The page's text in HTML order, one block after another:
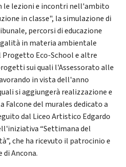
le lezioni e incontri nell'ambito
in classe", la simulazione di
percorsi di educazione
in materia ambientale
Eco-School e altre
sui quali l'Assessorato alle
in vista dell'anno
si aggiungerà realizzazione e
Falcone del murales dedicato a
dal Liceo Artistico Edgardo
“Settimana del
che ha ricevuto il patrocinio e
Ancona.